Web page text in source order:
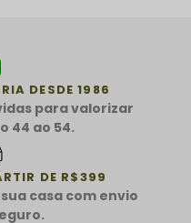
DESDE 1986
para valorizar
44 ao 54.
DE R$399
casa com envio